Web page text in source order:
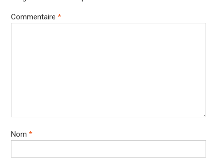
Commentaire *
Nom *